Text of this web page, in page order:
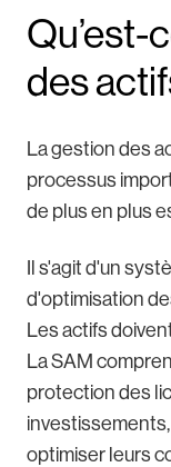
Qu’est-
des
La gestion des
processus
de plus en plus
Il s'agit d'un
d'optimisation
Les actifs
La SAM
protection des
optimiser leurs